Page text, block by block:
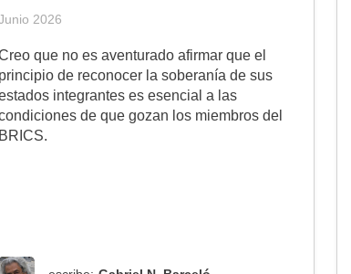
2026
que no es aventurado afirmar que el
principio de reconocer la soberanía de sus
integrantes es esencial a las
de que gozan los miembros del
BRICS.